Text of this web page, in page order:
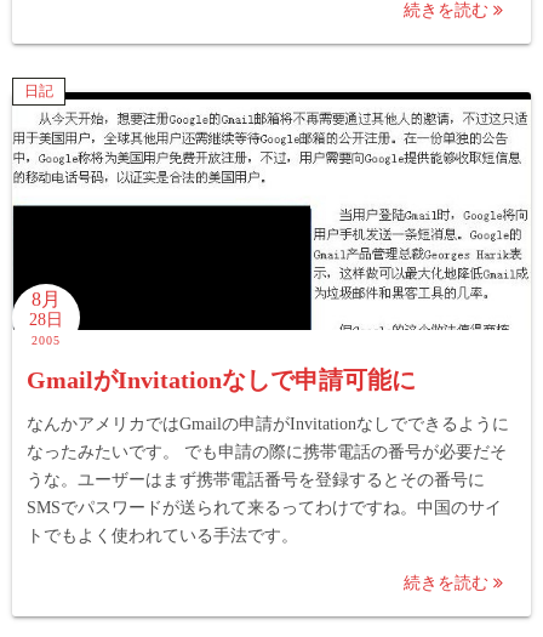
続きを読む
日記
8月
28日
2005
GmailがInvitationなしで申請可能に
なんかアメリカではGmailの申請がInvitationなしでできるように
なったみたいです。 でも申請の際に携帯電話の番号が必要だそ
うな。ユーザーはまず携帯電話番号を登録するとその番号に
SMSでパスワードが送られて来るってわけですね。中国のサイ
トでもよく使われている手法です。
続きを読む